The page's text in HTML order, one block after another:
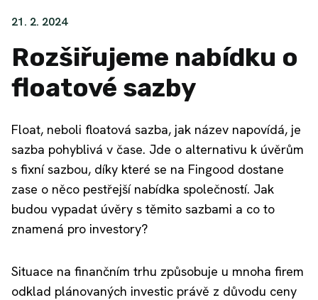
21. 2. 2024
Rozšiřujeme nabídku o
floatové sazby
Float, neboli floatová sazba, jak název napovídá, je
sazba pohyblivá v čase. Jde o alternativu k úvěrům
s fixní sazbou, díky které se na Fingood dostane
zase o něco pestřejší nabídka společností. Jak
budou vypadat úvěry s těmito sazbami a co to
znamená pro investory?
Situace na finančním trhu způsobuje u mnoha firem
odklad plánovaných investic právě z důvodu ceny